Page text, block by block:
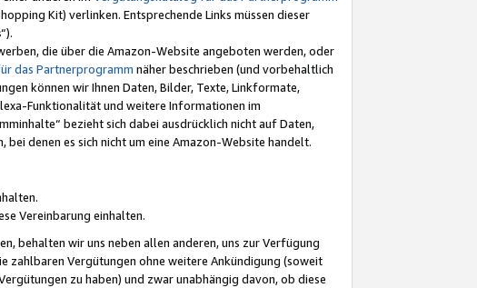
Kit) verlinken. Entsprechende Links müssen dieser
“).
die über die Amazon-Website angeboten werden, oder
das Partnerprogramm näher beschrieben (und vorbehaltlich
können wir Ihnen Daten, Bilder, Texte, Linkformate,
Funktionalität und weitere Informationen im
bezieht sich dabei ausdrücklich nicht auf Daten,
denen es sich nicht um eine Amazon-Website handelt.
Vereinbarung einhalten.
behalten wir uns neben allen anderen, uns zur Verfügung
zahlbaren Vergütungen ohne weitere Ankündigung (soweit
zu haben) und zwar unabhängig davon, ob diese